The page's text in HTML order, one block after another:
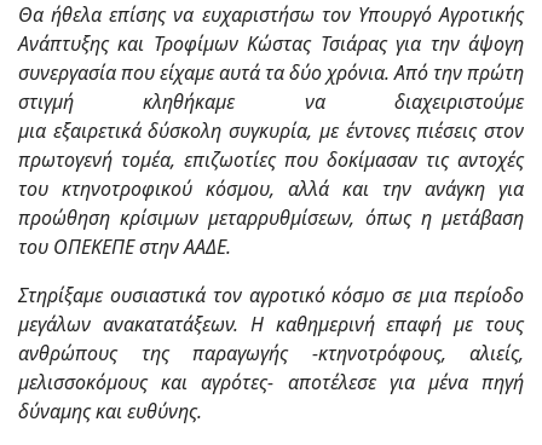
Θα ήθελα επίσης να ευχαριστήσω τον Υπουργό Αγροτικής
Ανάπτυξης και Τροφίμων Κώστας Τσιάρας για την άψογη
συνεργασία που είχαμε αυτά τα δύο χρόνια. Από την πρώτη
στιγμή κληθήκαμε να διαχειριστούμε
μια εξαιρετικά δύσκολη συγκυρία, με έντονες πιέσεις στον
πρωτογενή τομέα, επιζωοτίες που δοκίμασαν τις αντοχές
του κτηνοτροφικού κόσμου, αλλά και την ανάγκη για
προώθηση κρίσιμων μεταρρυθμίσεων, όπως η μετάβαση
του ΟΠΕΚΕΠΕ στην ΑΑΔΕ.
Στηρίξαμε ουσιαστικά τον αγροτικό κόσμο σε μια περίοδο
μεγάλων ανακατατάξεων. Η καθημερινή επαφή με τους
ανθρώπους της παραγωγής -κτηνοτρόφους, αλιείς,
μελισσοκόμους και αγρότες- αποτέλεσε για μένα πηγή
δύναμης και ευθύνης.